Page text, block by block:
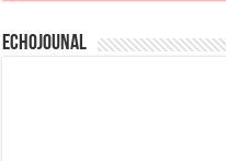
Echojounal